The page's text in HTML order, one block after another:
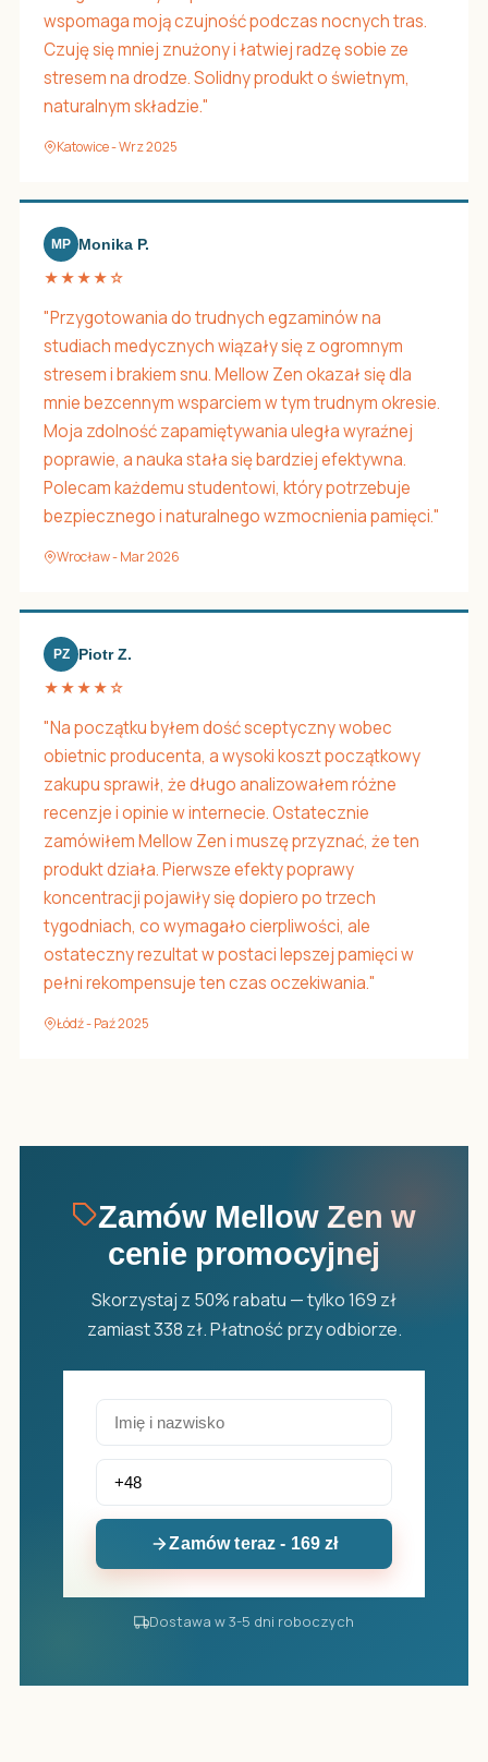
wspomaga moją czujność podczas nocnych tras.
Czuję się mniej znużony i łatwiej radzę sobie ze
stresem na drodze. Solidny produkt o świetnym,
naturalnym składzie."
Katowice - Wrz 2025
MP Monika P.
★★★★☆
"Przygotowania do trudnych egzaminów na
studiach medycznych wiązały się z ogromnym
stresem i brakiem snu. Mellow Zen okazał się dla
mnie bezcennym wsparciem w tym trudnym okresie.
Moja zdolność zapamiętywania uległa wyraźnej
poprawie, a nauka stała się bardziej efektywna.
Polecam każdemu studentowi, który potrzebuje
bezpiecznego i naturalnego wzmocnienia pamięci."
Wrocław - Mar 2026
PZ Piotr Z.
★★★★☆
"Na początku byłem dość sceptyczny wobec
obietnic producenta, a wysoki koszt początkowy
zakupu sprawił, że długo analizowałem różne
recenzje i opinie w internecie. Ostatecznie
zamówiłem Mellow Zen i muszę przyznać, że ten
produkt działa. Pierwsze efekty poprawy
koncentracji pojawiły się dopiero po trzech
tygodniach, co wymagało cierpliwości, ale
ostateczny rezultat w postaci lepszej pamięci w
pełni rekompensuje ten czas oczekiwania."
Łódź - Paź 2025
Zamów Mellow Zen w
cenie promocyjnej
Skorzystaj z 50% rabatu — tylko 169 zł
zamiast 338 zł. Płatność przy odbiorze.
Zamów teraz - 169 zł
Dostawa w 3-5 dni roboczych